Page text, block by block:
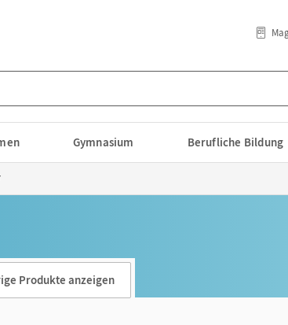
Gymnasium Berufliche Bildung
Produkte anzeigen